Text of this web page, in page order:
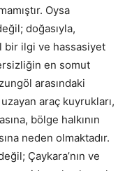
Oysa
doğasıyla,
bir ilgi ve hassasiyet
en somut
arasındaki
araç kuyrukları,
bölge halkının
neden olmaktadır.
Çaykara’nın ve